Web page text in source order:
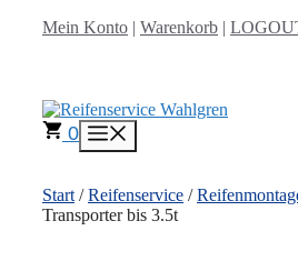
Mein Konto | Warenkorb |
0
Start /Reifenservice /
Transporter bis 3.5t